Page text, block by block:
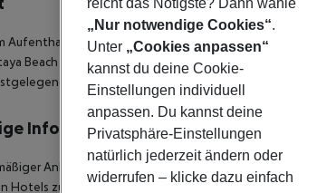
Aufenthalt im Thai Garden Resort wohnen Sie zentral
Beach entfernt. Dieses gehobene Hotel liegt 0,9
Flughafen ist der internationale
Informationen
Ankunft im Zielgebiet ab 04:00 Uhr morgens
Hotels zur Verfügung. Ebenso ist die offizielle
„Nur notwendige Cookies“.
Unter „Cookies anpassen“
kannst du deine Cookie-
Einstellungen individuell
anpassen. Du kannst deine
Privatsphäre-Einstellungen
natürlich jederzeit ändern oder
widerrufen – klicke dazu einfach